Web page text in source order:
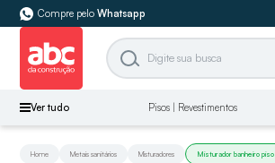
Compre pelo Whatsapp
Ver tudo Pisos | Revestimentos
Home Metais sanitários Misturadores Misturador banheiro piso